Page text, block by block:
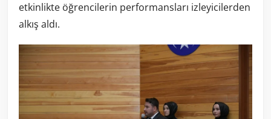
etkinlikte öğrencilerin performansları izleyicilerden
alkış aldı.